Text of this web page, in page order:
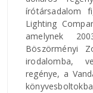
írótársadalom
Lighting
amelynek
Böszörményi
irodalomba,
regénye, a